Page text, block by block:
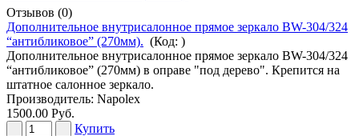
Отзывов (0)
Дополнительное внутрисалонное прямое зеркало BW-304/324
“антибликовое” (270мм). (Код: )
Дополнительное внутрисалонное прямое зеркало BW-304/324
“антибликовое” (270мм) в оправе "под дерево". Крепится на
штатное салонное зеркало.
Производитель: Napolex
1500.00 Руб.
Купить